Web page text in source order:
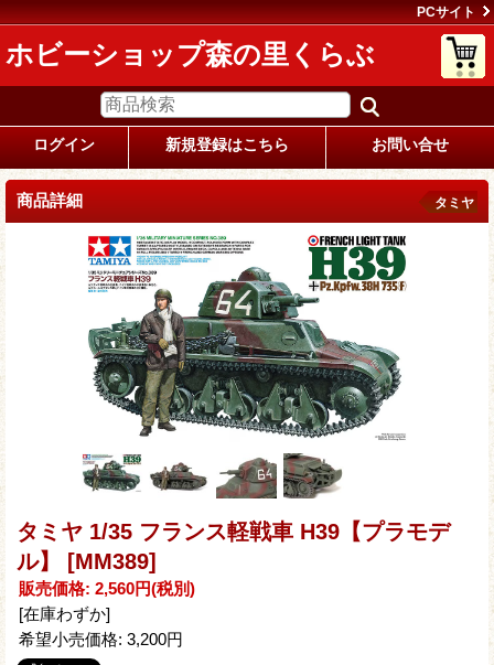
PCサイト
ホビーショップ森の里くらぶ
ログイン 新規登録はこちら お問い合せ
商品詳細 タミヤ
タミヤ 1/35 フランス軽戦車 H39【プラモデ
ル】 [MM389]
販売価格: 2,560円(税別)
[在庫わずか]
希望小売価格: 3,200円